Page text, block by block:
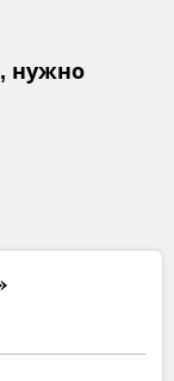
нужно